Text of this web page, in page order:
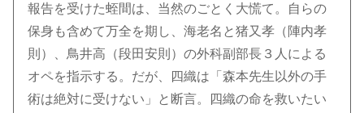
報告を受けた蛭間は、当然のごとく大慌て。自らの
保身も含めて万全を期し、海老名と猪又孝（陣内孝
則）、鳥井高（段田安則）の外科副部長３人による
オペを指示する。だが、四織は「森本先生以外の手
術は絶対に受けない」と断言。四織の命を救いたい